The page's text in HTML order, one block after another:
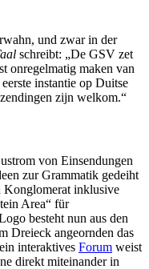
und zwar in der
schreibt: „De GSV zet
onregelmatig maken van
instantie op Duitse
zijn welkom.“
von Einsendungen
zur Grammatik gedeiht
Konglomerat inklusive
Area“ für
besteht nun aus den
Dreieck angeornden das
interaktives Forum weist
direkt miteinander in